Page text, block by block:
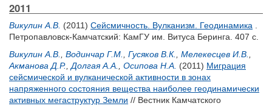
2011
Викулин А.В. (2011) Сейсмичность. Вулканизм. Геодинамика
Петропавловск-Камчатский: КамГУ им. Витуса Беринга. 407 с.
Викулин А.В.
Водинчар Г.М. Гусяков В.К. Мелекесцев И.В.
Акманова Д.Р. Долгая А.А. Осипова Н.А. (2011) Миграция
сейсмической и вулканической активности в зонах
напряженного состояния вещества наиболее геодинамически
активных мегаструктур Земли // Вестник Камчатского